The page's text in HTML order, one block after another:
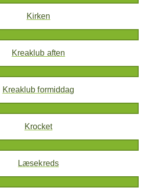
Kirken
Kreaklub aften
Kreaklub formiddag
Krocket
Læsekreds